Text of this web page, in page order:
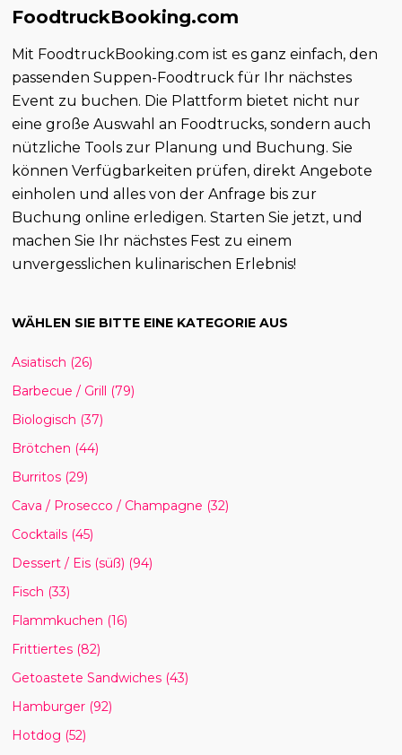
FoodtruckBooking.com
Mit FoodtruckBooking.com ist es ganz einfach, den
passenden Suppen-Foodtruck für Ihr nächstes
Event zu buchen. Die Plattform bietet nicht nur
eine große Auswahl an Foodtrucks, sondern auch
nützliche Tools zur Planung und Buchung. Sie
können Verfügbarkeiten prüfen, direkt Angebote
einholen und alles von der Anfrage bis zur
Buchung online erledigen. Starten Sie jetzt, und
machen Sie Ihr nächstes Fest zu einem
unvergesslichen kulinarischen Erlebnis!
WÄHLEN SIE BITTE EINE KATEGORIE AUS
Asiatisch (26)
Barbecue / Grill
(79)
Biologisch (37)
Brötchen (44)
Burritos (29)
Cava / Prosecco / Champagne (32)
Cocktails (45)
Dessert / Eis (süß) (94)
Fisch (33)
Flammkuchen (16)
Frittiertes (82)
Getoastete Sandwiches (43)
Hamburger (92)
Hotdog (52)